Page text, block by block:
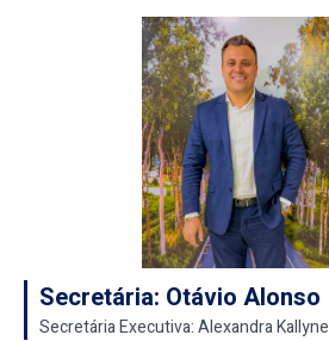
Secretária: Otávio Alonso
Secretária Executiva: Alexandra Kallyne